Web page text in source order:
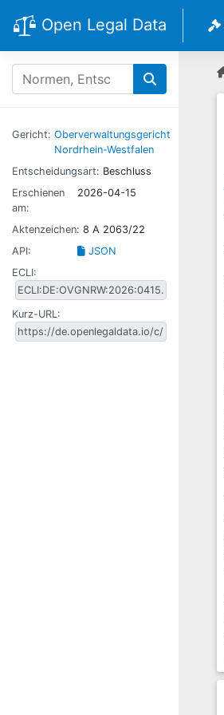
Open Legal Data
Gericht: Oberverwaltungsgericht
Nordrhein-Westfalen
Entscheidungsart: Beschluss
Erschienen
am:
2026-04-15
Aktenzeichen: 8 A 2063/22
API:
JSON
ECLI:
Kurz-URL: